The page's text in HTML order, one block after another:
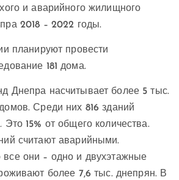
и аварийного жилищного
2018 – 2022 годы.
планируют провести
181 дома.
Днепра насчитывает более 5 тыс.
Среди них 816 зданий
15% от общего количества.
считают аварийными.
все они – одно и двухэтажные
более 7,6 тыс. днепрян. В